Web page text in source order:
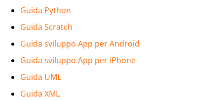
Guida Python
Guida Scratch
Guida sviluppo App per Android
Guida sviluppo App per iPhone
Guida UML
Guida XML